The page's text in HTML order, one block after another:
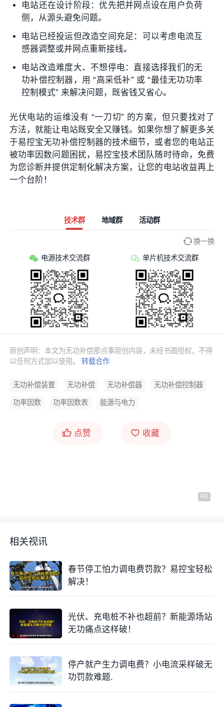
电站还在设计阶段：优先把并网点设在用户负荷
侧，从源头避免问题。
电站已经投运但改造空间充足：可以考虑电流互
感器调整或并网点重新接线。
电站改造难度大、不想停电：直接选择我们的无
功补偿控制器，用 “高采低补” 或 “最佳无功功率
控制模式” 来解决问题，既省钱又省心。
光伏电站的运维没有 “一刀切” 的方案，但只要找对了
方法，就能让电站既安全又赚钱。如果你想了解更多关
于易控宝无功补偿控制器的技术细节，或者您的电站正
被功率因数问题困扰，易控宝技术团队随时待命，免费
为您诊断并提供定制化解决方案，让您的电站收益再上
一个台阶！
技术群 地域群 活动群
换一换
电源技术交流群 单片机技术交流群
原创声明：本文为无功补偿那点事原创内容，未经书面授权，不得
以任何方式加以使用。转载合作
无功补偿装置 无功补偿 无功补偿器 无功补偿控制器
功率因数 功率因数表 能源与电力
点赞 收藏
相关视讯
春节停工怕力调电费罚款？易控宝轻松
解决！
光伏、充电桩不补也超前？新能源场站
无功痛点这样破！
停产就产生力调电费？小电流采样破无
功罚款难题.